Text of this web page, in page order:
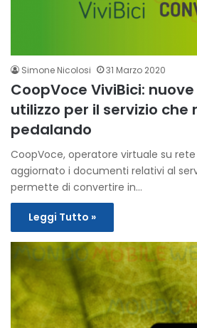
Simone Nicolosi 31 Marzo 2020
CoopVoce ViviBici:
utilizzo per il servizio che
pedalando
CoopVoce, operatore virtuale su rete
aggiornato i documenti relativi al
permette di convertire in…
Leggi Tutto »